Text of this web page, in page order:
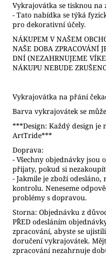
Vykrajovátka se tisknou na
- Tato nabídka se týká
pro dekorativní účely.
NÁKUPEM V NAŠEM
NAŠE DOBA ZPRACOVÁNÍ
DNÍ (NEZAHRNUJEME
NÁKUPU NEBUDE
Vykrajovátka na přání
Barva vykrajovátek se
***Design: Každý design
ArtTride***
Doprava:
- Všechny objednávky jsou
přijaty, pokud si
- Jakmile je zboží
kontrolu. Neneseme
problémy s dopravou.
Storna: Objednávku z
PŘED odesláním
zpracování, abyste se
doručení vykrajovátek.
zpracování nezahrnuje